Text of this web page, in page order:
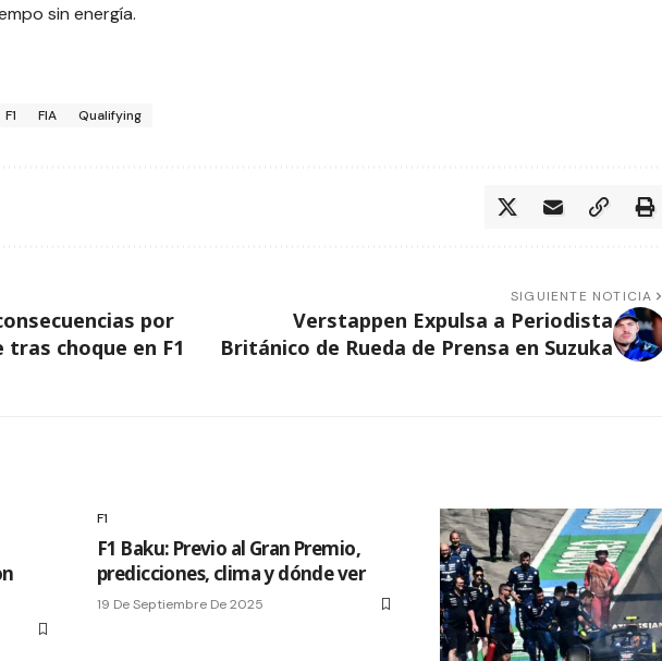
sin energía.
F1 FIA Qualifying
por
choque en F1
SIGUIENTE NOTICIA
Verstappen Expulsa a Periodista
Británico de Rueda de Prensa en Suzuka
F1
F1 Baku: Previo al Gran Premio,
predicciones, clima y dónde ver
19 De Septiembre De 2025